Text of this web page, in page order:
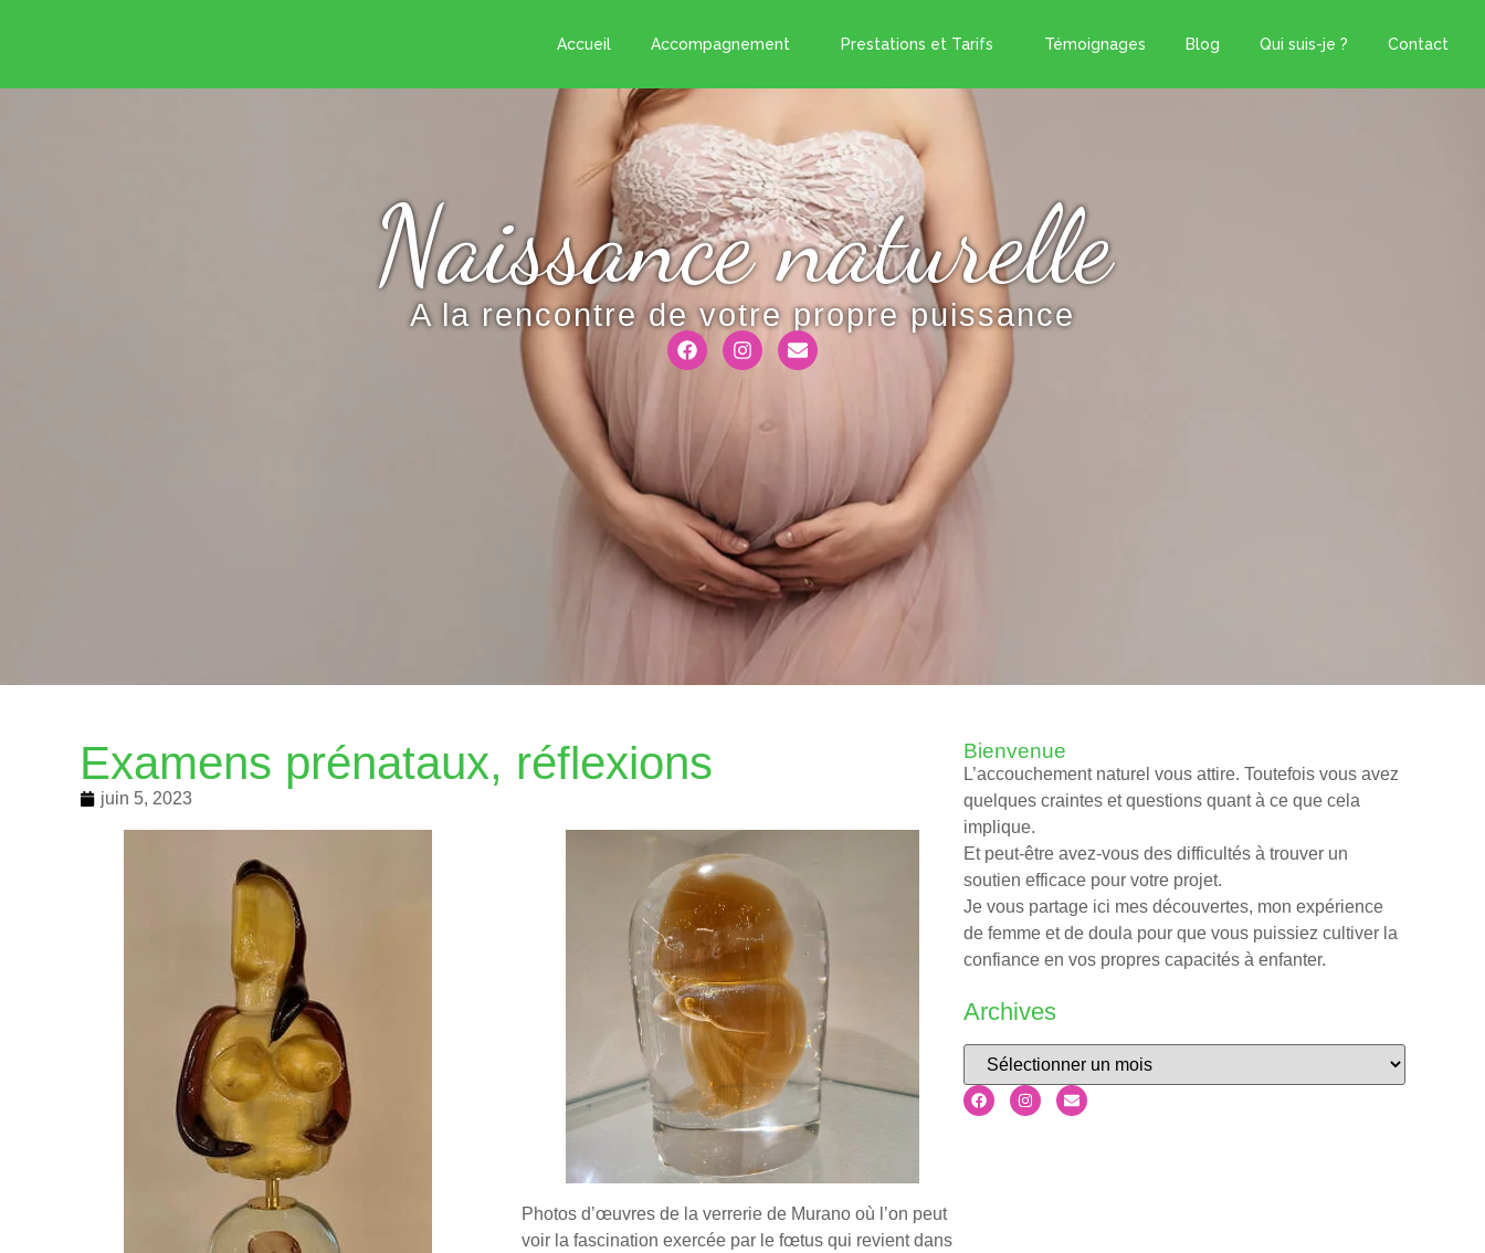
Accueil Accompagnement Prestations et Tarifs Témoignages Blog Qui suis-je ? Contact
Naissance naturelle
A la rencontre de votre propre puissance
Examens prénataux, réflexions
juin 5, 2023
Photos d’œuvres de la verrerie de Murano où l’on peut
voir la fascination exercée par le fœtus qui revient dans
Bienvenue
L’accouchement naturel vous attire. Toutefois vous avez
quelques craintes et questions quant à ce que cela
implique.
Et peut-être avez-vous des difficultés à trouver un
soutien efficace pour votre projet.
Je vous partage ici mes découvertes, mon expérience
de femme et de doula pour que vous puissiez cultiver la
confiance en vos propres capacités à enfanter.
Archives